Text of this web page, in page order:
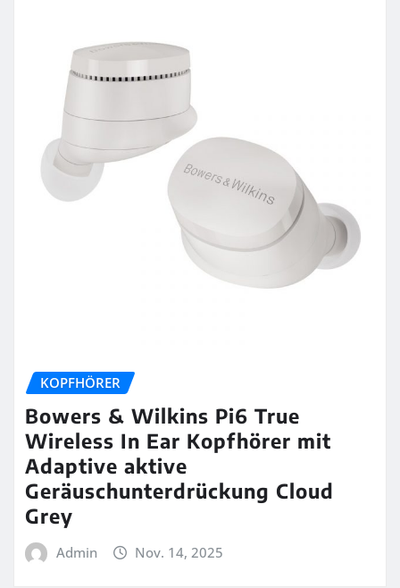
KOPFHÖRER
Bowers & Wilkins Pi6 True
Wireless In Ear Kopfhörer mit
Adaptive aktive
Geräuschunterdrückung Cloud
Grey
Admin Nov. 14, 2025